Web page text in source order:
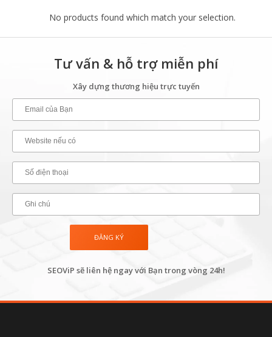
No products found which match your selection.
Tư vấn & hỗ trợ miễn phí
Xây dựng thương hiệu trực tuyến
SEOViP sẽ liên hệ ngay với Bạn trong vòng 24h!